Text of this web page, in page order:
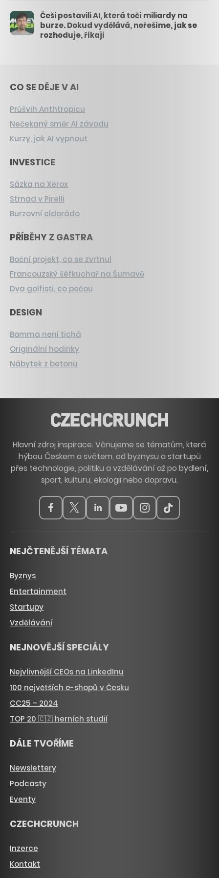
Češi postavili AI, která točí miliardy na
burze. Dokud vydělává, neřešíme, jak se
rozhoduje, říkají
CO SE DĚJE V AI
Průšvih Anthtropicu
Nečekaný směr AI závodu
Kurzy, jak AI vypnout
INVESTICE
Sázka na Xerox
Strnad v Pirelli
Burzovní eldorádo
PŘÍBĚHY Z GASTRA
Boční projekt, co se zvrtnul
Francouzský šéfkuchař na Šumavě
Dva golfisti, co pečou
DESIGN
Bomma není tichá
Originální hodinky
Nábytek z betonu
Hlavní zdroj inspirace. Věnujeme se tématům, která
hýbou Českem a světem, od byznysu a startupů
přes technologie, politiku a vzdělávání až po bydlení,
sport, kulturu, ekologii nebo dopravu.
NEJČTENĚJŠÍ TÉMATA
Byznys
Entertainment
Startupy
Vzdělávání
NEJNOVĚJŠÍ SPECIÁLY
Nejvlivnější CEOs na LinkedInu
100 největších e-shopů v Česku
CC25 – 2024
TOP 20 🇨🇿 herních studií
DÁLE TVOŘÍME
Newslettery
Podcasty
Eventy
CZECHCRUNCH
Inzerce
Kontakt